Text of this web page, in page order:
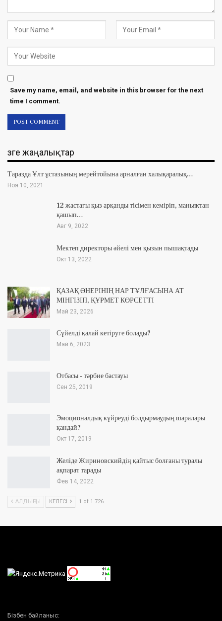
Save my name, email, and website in this browser for the next
time I comment.
Өзге жаңалықтар
Таразда Ұлт ұстазының мерейтойына арналған халықаралық…
Ноя 10, 2021
12 жастағы қыз арқанды тісімен кеміріп, маньяктан
қашып…
Авг 9, 2022
Мектеп директоры әйелі мен қызын пышақтады
Окт 13, 2022
ҚАЗАҚ ӨНЕРІНІҢ НАР ТҰЛҒАСЫНА АТ
МІНГІЗІП, ҚҰРМЕТ КӨРСЕТТІ
Май 23, 2026
Сүйелді қалай кетіруге болады?
Май 6, 2023
Отбасы – тәрбие бастауы
Сен 25, 2019
Эмоционалдық күйреуді болдырмаудың шаралары
қандай?
Окт 17, 2019
Желіде Жириновскийдің қайтыс болғаны туралы
ақпарат тарады
Фев 14, 2022
АЛДЫҢҒЫ КЕЛЕСІ 1 of 1 726
Бізбен байланыс: